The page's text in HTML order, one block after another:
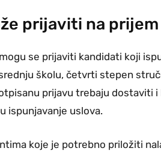
prijaviti na
se prijaviti kandidati koji
školu, četvrti stepen
prijavu trebaju dostaviti
ispunjavanje uslova.
koje je potrebno priložiti